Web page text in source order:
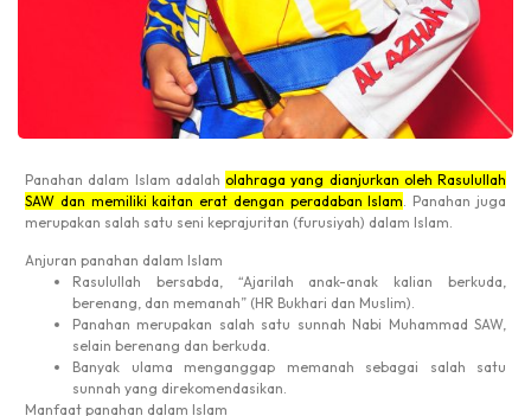
Panahan dalam Islam adalah olahraga yang dianjurkan oleh Rasulullah
SAW dan memiliki kaitan erat dengan peradaban Islam
Panahan juga
merupakan salah satu seni keprajuritan (furusiyah) dalam Islam.
Anjuran panahan dalam Islam
Rasulullah bersabda, “Ajarilah anak-anak kalian berkuda,
berenang, dan memanah” (HR Bukhari dan Muslim).
Panahan merupakan salah satu sunnah Nabi Muhammad SAW,
selain berenang dan berkuda.
Banyak ulama menganggap memanah sebagai salah satu
sunnah yang direkomendasikan.
Manfaat panahan dalam Islam